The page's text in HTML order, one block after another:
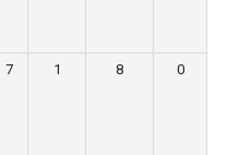
7 1 8 0